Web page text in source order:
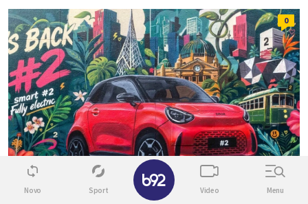
0
Novo Sport Video Menu
✕